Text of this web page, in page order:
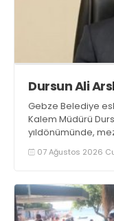
Dursun Ali
Gebze Belediye
Kalem Müdürü
yıldönümünde,
düzenlenen
07 Ağustos 2026